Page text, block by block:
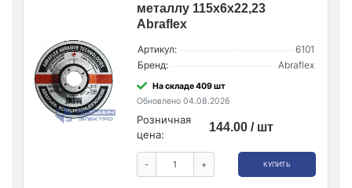
металлу 115x6x22,23
Abraflex
Артикул:
6101
Бренд:
Abraflex
На складе 409 шт
Обновлено 04.08.2026
Розничная
цена:
144.00 / шт
- + КУПИТЬ